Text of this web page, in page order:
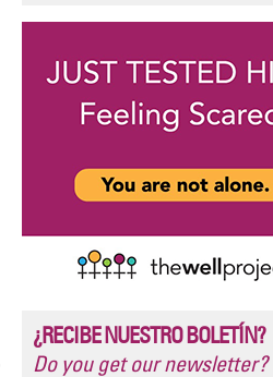
¿RECIBE NUESTRO BOLETÍN?
Do you get our newsletter?